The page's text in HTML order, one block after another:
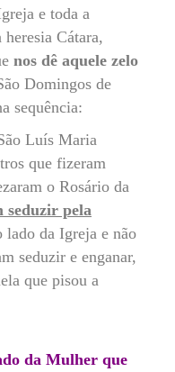
e toda a
Cátara,
nos dê aquele zelo
Domingos de
sequência:
Luís Maria
que fizeram
o Rosário da
seduzir pela
lado da Igreja e não
seduzir e enganar,
que pisou a
da Mulher que